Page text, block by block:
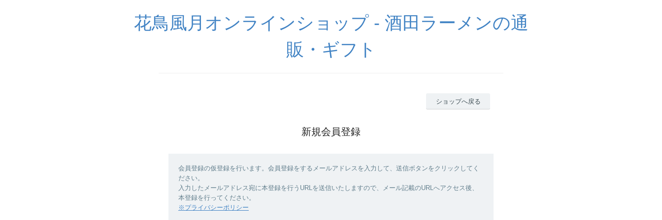
花鳥風月オンラインショップ - 酒田ラーメンの通
販・ギフト
ショップへ戻る
新規会員登録
会員登録の仮登録を行います。会員登録をするメールアドレスを入力して、送信ボタンをクリックしてく
ださい。
入力したメールアドレス宛に本登録を行うURLを送信いたしますので、メール記載のURLへアクセス後、
本登録を行ってください。
※プライバシーポリシー